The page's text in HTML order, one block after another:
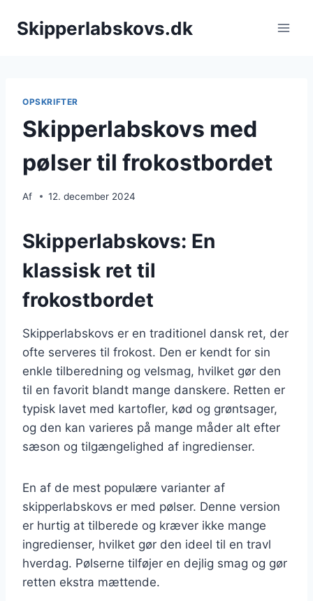
Skipperlabskovs.dk
OPSKRIFTER
Skipperlabskovs med
pølser til frokostbordet
Af 12. december 2024
Skipperlabskovs: En
klassisk ret til
frokostbordet
Skipperlabskovs er en traditionel dansk ret, der
ofte serveres til frokost. Den er kendt for sin
enkle tilberedning og velsmag, hvilket gør den
til en favorit blandt mange danskere. Retten er
typisk lavet med kartofler, kød og grøntsager,
og den kan varieres på mange måder alt efter
sæson og tilgængelighed af ingredienser.
En af de mest populære varianter af
skipperlabskovs er med pølser. Denne version
er hurtig at tilberede og kræver ikke mange
ingredienser, hvilket gør den ideel til en travl
hverdag. Pølserne tilføjer en dejlig smag og gør
retten ekstra mættende.